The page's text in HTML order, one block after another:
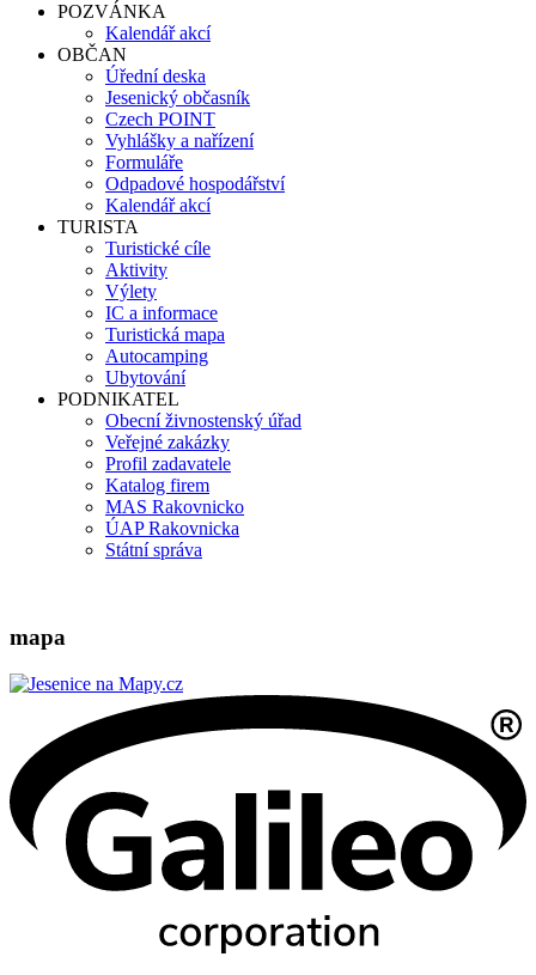
POZVÁNKA
Kalendář akcí
OBČAN
Úřední deska
Jesenický občasník
Czech POINT
Vyhlášky a nařízení
Formuláře
Odpadové hospodářství
Kalendář akcí
TURISTA
Turistické cíle
Aktivity
Výlety
IC a informace
Turistická mapa
Autocamping
Ubytování
PODNIKATEL
Obecní živnostenský úřad
Veřejné zakázky
Profil zadavatele
Katalog firem
MAS Rakovnicko
ÚAP Rakovnicka
Státní správa
mapa